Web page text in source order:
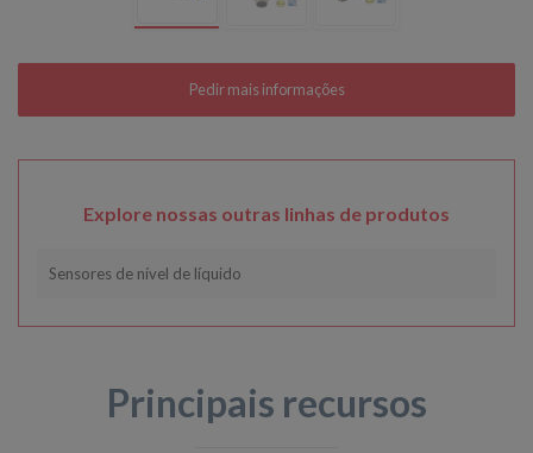
Explore nossas outras linhas de produtos
Sensores de nível de líquido
Principais recursos